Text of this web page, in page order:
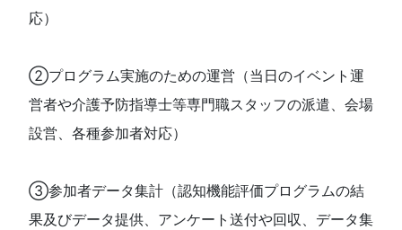
応）
②プログラム実施のための運営（当日のイベント運
営者や介護予防指導士等専門職スタッフの派遣、会場
設営、各種参加者対応）
③参加者データ集計（認知機能評価プログラムの結
果及びデータ提供、アンケート送付や回収、データ集